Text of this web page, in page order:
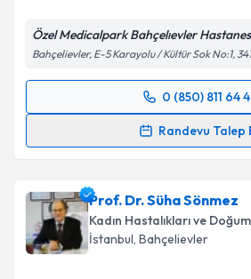
Kişisel verilerimin
Metni'ni okudum ve kişisel
kapsamda işlenmesini kabul
Takvim Talebini
Özel Medicalpark Bahçelıevler
Bahçelievler, E-5 Karayolu / Kültür Sok No:1,
0 (850) 811 64
Randevu Talep
Randevu Takvimi Talebi
almanız için bir takvim
bilgilendireceğiz.
E-posta Adresiniz
Prof. Dr. Süha Sönmez
Kadın Hastalıkları ve Doğum
İstanbul, Bahçelievler